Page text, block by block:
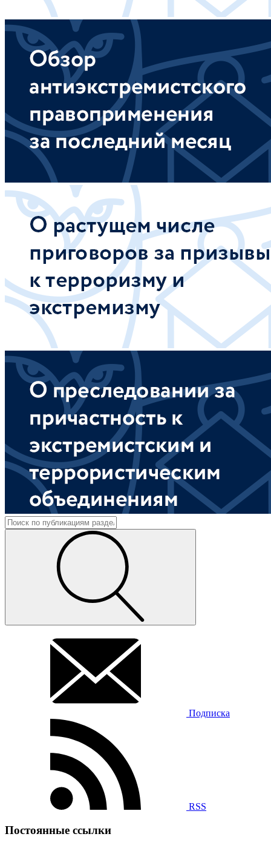
Подписка
RSS
Постоянные ссылки